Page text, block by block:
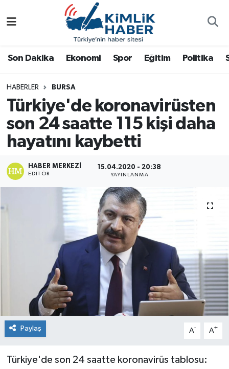
Son Dakika Ekonomi Spor Eğitim Politika
HABERLER BURSA
Türkiye'de koronavirüsten
son 24 saatte 115 kişi daha
hayatını kaybetti
HABER MERKEZI
EDITÖR
15.04.2020 - 20:38
YAYINLANMA
Paylaş A- A+
Türkiye'de son 24 saatte koronavirüs tablosu:
Antalya
Dünya
Eğitim
Ekonomi
İznik
Magazin
Mudanya
Nöbetçi Eczaneler
Namaz Vakitleri
Trafik Durumu
Süper Lig Puan Durumu ve Fikstür
Tüm Manşetler
Son Dakika Haberleri
Haber Arşivi